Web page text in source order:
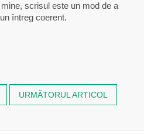
scrisul este un mod de a
întreg coerent.
URMĂTORUL ARTICOL